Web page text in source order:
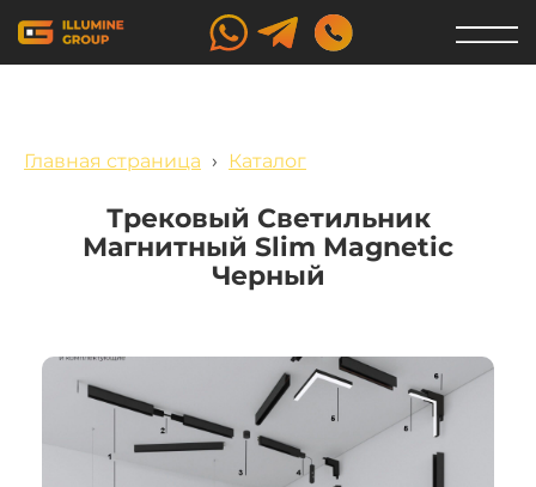
Главная страница › Каталог
Трековый Светильник
Магнитный Slim Magnetic
Черный